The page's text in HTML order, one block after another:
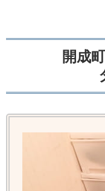
開成